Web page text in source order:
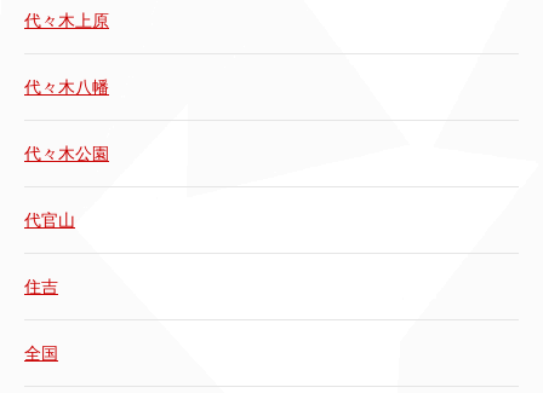
代々木上原
代々木八幡
代々木公園
代官山
住吉
全国